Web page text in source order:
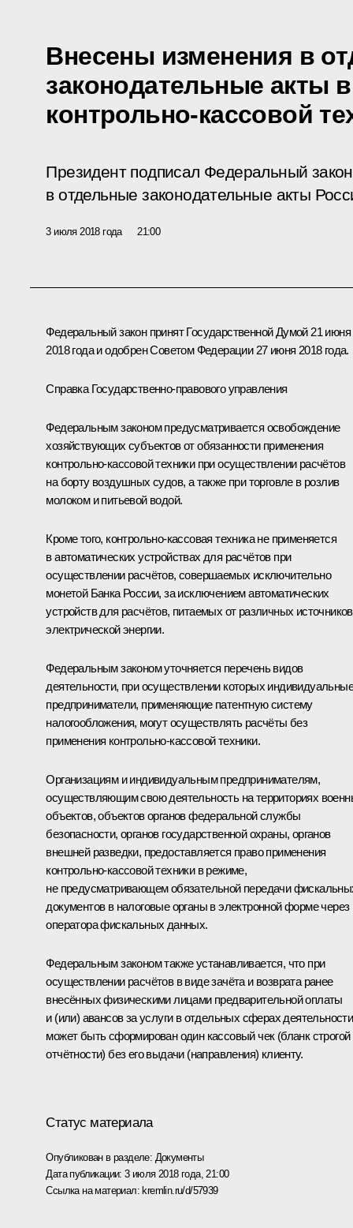
Внесены изменения в
законодательные акты
контрольно-кассовой
Президент подписал Федеральный
в отдельные законодательные акты
3 июля 2018 года 21:00
Федеральный закон принят Государственной Думой 21 июня
2018 года и одобрен Советом Федерации 27 июня 2018 года.
Справка Государственно-правового управления
Федеральным законом предусматривается освобождение
хозяйствующих субъектов от обязанности применения
контрольно-­кассовой техники при осуществлении расчётов
на борту воздушных судов, а также при торговле в розлив
молоком и питьевой водой.
Кроме того, контрольно-кассовая техника не применяется
в автоматических устройствах для расчётов при
осуществлении расчётов, совершаемых исключительно
монетой Банка России, за исключением автоматических
устройств для расчётов, питаемых от различных источников
электрической энергии.
Федеральным законом уточняется перечень видов
деятельности, при осуществлении которых индивидуальные
предприниматели, применяющие патентную систему
налогообложения, могут осуществлять расчёты без
применения контрольно-кассовой техники.
Организациям и индивидуальным предпринимателям,
осуществляющим свою деятельность на территориях
объектов, объектов органов федеральной службы
безопасности, органов государственной охраны, органов
внешней разведки, предоставляется право применения
контрольно-кассовой техники в режиме,
не предусматривающем обязательной передачи
документов в налоговые органы в электронной форме через
оператора фискальных данных.
Федеральным законом также устанавливается, что при
осуществлении расчётов в виде зачёта и возврата ранее
внесённых физическими лицами предварительной оплаты
и (или) авансов за услуги в отдельных сферах деятельности
может быть сформирован один кассовый чек (бланк строгой
отчётности) без его выдачи (направления) клиенту.
Статус материала
Опубликован в разделе: Документы
Дата публикации:3 июля 2018 года, 21:00
Ссылка на материал: kremlin.ru/d/57939